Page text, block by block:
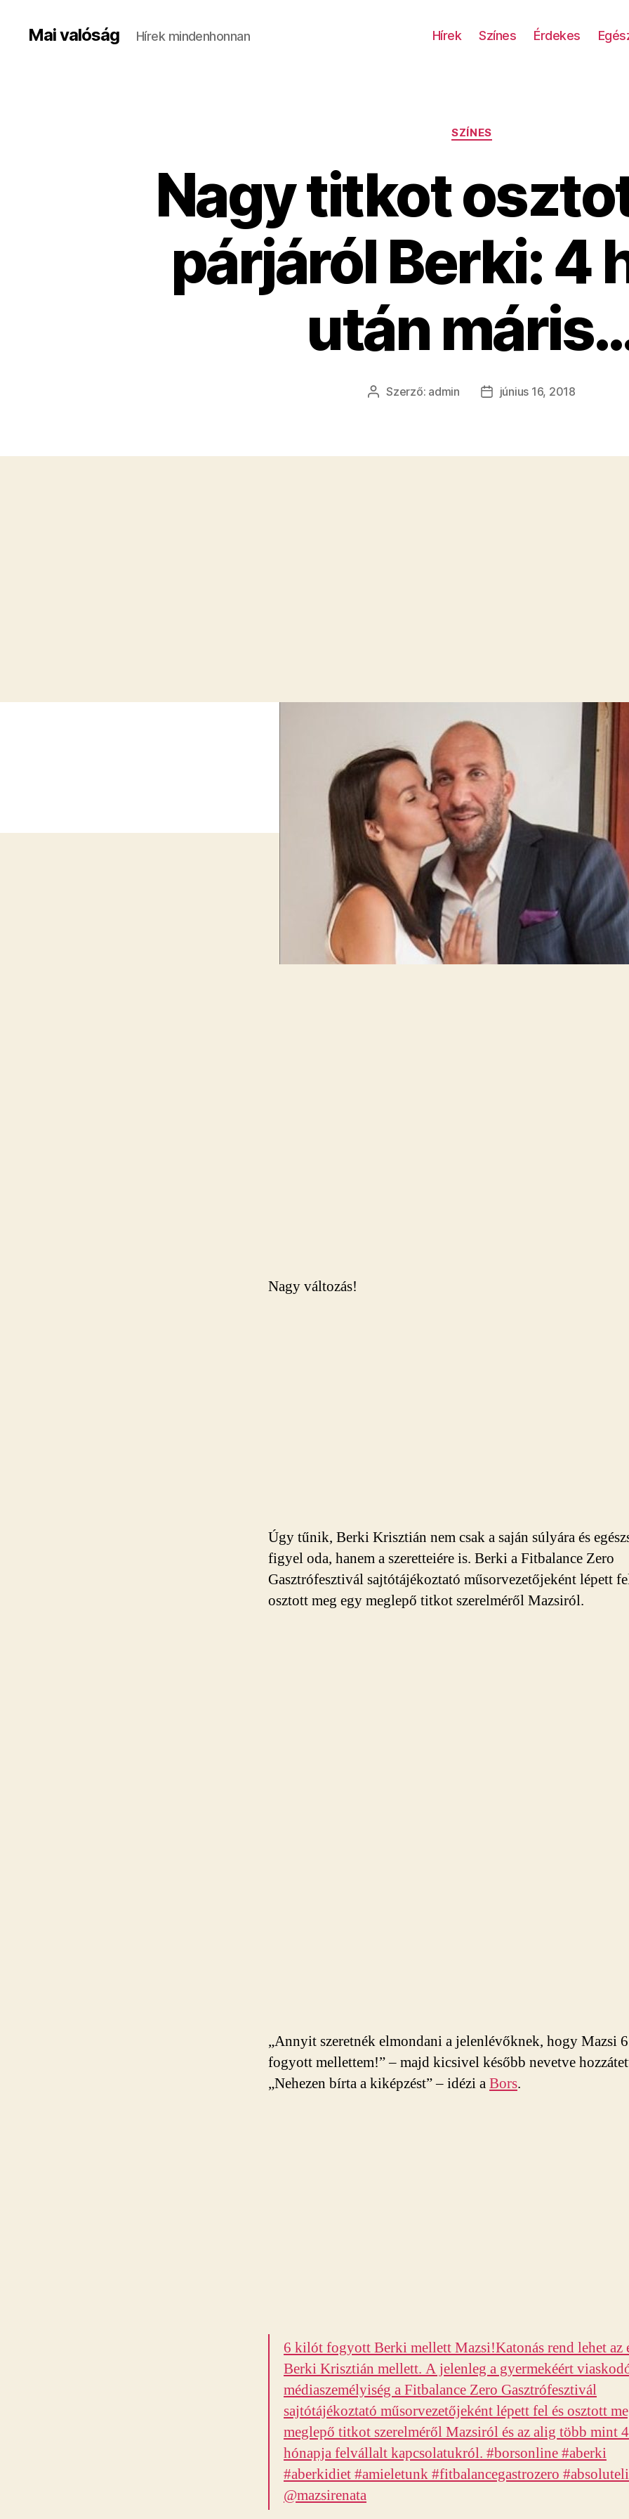
Mai valóság Hírek mindenhonnan Hírek Színes Érdekes
Kategóriák
SZÍNES
Nagy titkot
párjáról Berki: 4
után
Bejegyzés
Szerző: admin
Bejegyzés
június 16, 2018
Nagy változás!
Úgy tűnik, Berki Krisztián nem csak a saján súlyára és
figyel oda, hanem a szeretteiére is. Berki a Fitbalance Zero
Gasztrófesztivál sajtótájékoztató műsorvezetőjeként lépett
osztott meg egy meglepő titkot szerelméről Mazsiról.
„Annyit szeretnék elmondani a jelenlévőknek, hogy Mazsi
fogyott mellettem!” – majd kicsivel később nevetve
„Nehezen bírta a kiképzést” – idézi aBors.
6 kilót fogyott Berki mellett Mazsi!Katonás rend lehet az
Berki Krisztián mellett. A jelenleg a gyermekéért
médiaszemélyiség a Fitbalance Zero Gasztrófesztivál
sajtótájékoztató műsorvezetőjeként lépett fel és osztott
meglepő titkot szerelméről Mazsiról és az alig több mint 4
hónapja felvállalt kapcsolatukról. #borsonline #aberki
#aberkidiet #amieletunk #fitbalancegastrozero
@mazsirenata